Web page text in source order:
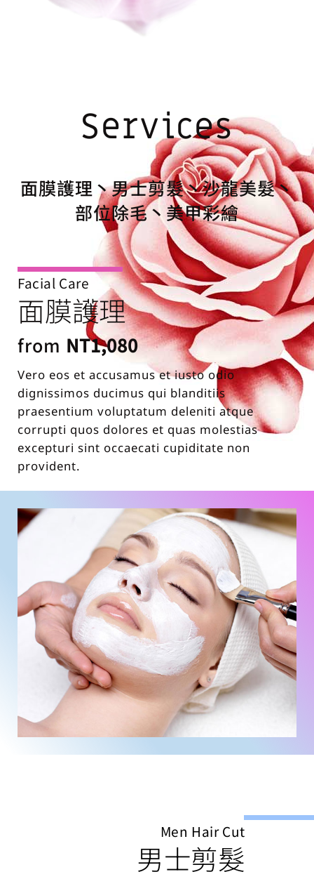
Services
面膜護理丶男士剪髮丶沙龍美髮丶
部位除毛丶美甲彩繪
Facial Care
面膜護理
from NT1,080
Vero eos et accusamus et iusto odio
dignissimos ducimus qui blanditiis
praesentium voluptatum deleniti atque
corrupti quos dolores et quas molestias
excepturi sint occaecati cupiditate non
provident.
Men Hair Cut
男士剪髮